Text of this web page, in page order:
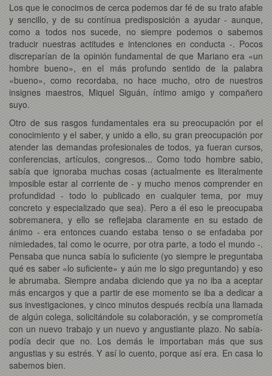
Los que le conocimos de cerca podemos dar fé de su trato afable
y sencillo, y de su contínua predisposición a ayudar - aunque,
como a todos nos sucede, no siempre podemos o sabemos
traducir nuestras actitudes e intenciones en conducta -. Pocos
discreparían de la opinión fundamental de que Mariano era «un
hombre bueno», en el más profundo sentido de la palabra
«bueno», como recordaba, no hace mucho, otro de nuestros
insignes maestros, Miquel Siguán, íntimo amigo y compañero
suyo.
Otro de sus rasgos fundamentales era su preocupación por el
conocimiento y el saber, y unido a ello, su gran preocupación por
atender las demandas profesionales de todos, ya fueran cursos,
conferencias, artículos, congresos... Como todo hombre sabio,
sabía que ignoraba muchas cosas (actualmente es literalmente
imposible estar al corriente de - y mucho menos comprender en
profundidad - todo lo publicado en cualquier tema, por muy
concreto y especializado que sea). Pero a él eso le preocupaba
sobremanera, y ello se reflejaba claramente en su estado de
ánimo - era entonces cuando estaba tenso o se enfadaba por
nimiedades, tal como le ocurre, por otra parte, a todo el mundo -.
Pensaba que nunca sabía lo suficiente (yo siempre le preguntaba
qué es saber «lo suficiente» y aún me lo sigo preguntando) y eso
le abrumaba. Siempre andaba diciendo que ya no iba a aceptar
más encargos y que a partir de ese momento se iba a dedicar a
sus investigaciones, y cinco minutos después recibía una llamada
de algún colega, solicitándole su colaboración, y se comprometía
con un nuevo trabajo y un nuevo y angustiante plazo. No sabía-
podía decir que no. Los demás le importaban más que sus
angustias y su estrés. Y así lo cuento, porque así era. En casa lo
sabemos bien.